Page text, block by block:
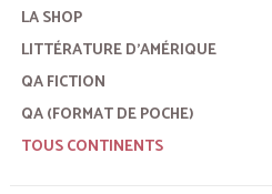
LA SHOP
LITTÉRATURE D'AMÉRIQUE
QA FICTION
QA (FORMAT DE POCHE)
TOUS CONTINENTS